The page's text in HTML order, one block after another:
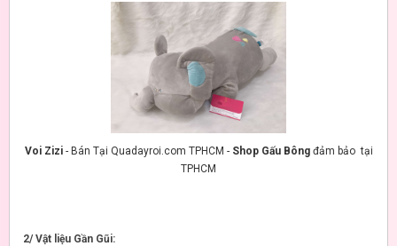
Voi Zizi - Bán Tại Quadayroi.com TPHCM - Shop Gấu Bôngđảm bảo tại
TPHCM
2/ Vật liệu Gần Gũi: